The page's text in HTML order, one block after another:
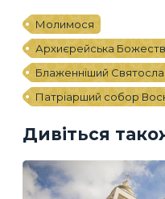
Молимося
Архиєрейська
Блаженніший
Патріарший собор
Дивіться